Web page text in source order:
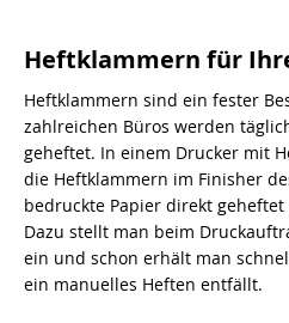
Heftklammern für
Heftklammern sind ein fester
zahlreichen Büros werden
geheftet. In einem Drucker mit
die Heftklammern im Finisher
bedruckte Papier direkt
Dazu stellt man beim
ein und schon erhält man
ein manuelles Heften entfällt.